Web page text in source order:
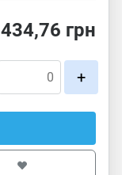
434,76 грн
+